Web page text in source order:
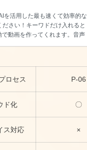
を活用した最も速くて効率的な
さい！キーワドだけ入れると
動画を作ってくれます。音声
思わず、Vrewで始めてみてくだ
ロセス P-06
ド化 〇
ス対応 ×